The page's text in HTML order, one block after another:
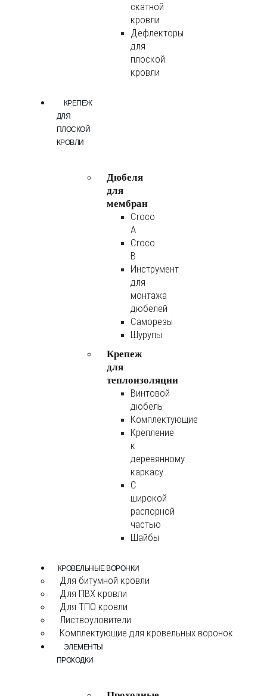
скатной
кровли
Дефлекторы
для
плоской
кровли
КРЕПЕЖ
ДЛЯ
ПЛОСКОЙ
КРОВЛИ
Дюбеля
для
мембран
Croco
A
Croco
B
Инструмент
для
монтажа
дюбелей
Саморезы
Шурупы
Крепеж
для
теплоизоляции
Винтовой
дюбель
Комплектующие
Крепление
к
деревянному
каркасу
С
широкой
распорной
частью
Шайбы
КРОВЕЛЬНЫЕ ВОРОНКИ
Для битумной кровли
Для ПВХ кровли
Для ТПО кровли
Листвоуловители
Комплектующие для кровельных воронок
ЭЛЕМЕНТЫ
ПРОХОДКИ